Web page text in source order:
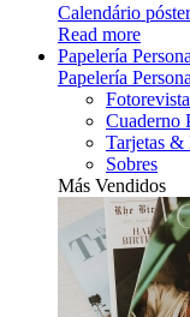
Calendário póster
Read more
Papelería
Papelería
Cuaderno
Tarjetas &
Sobres
Más Vendidos